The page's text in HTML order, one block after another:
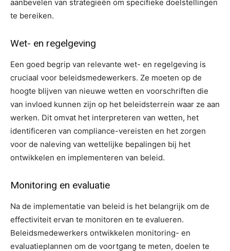
aanbevelen van strategieën om specifieke doelstellingen
te bereiken.
Wet- en regelgeving
Een goed begrip van relevante wet- en regelgeving is
cruciaal voor beleidsmedewerkers. Ze moeten op de
hoogte blijven van nieuwe wetten en voorschriften die
van invloed kunnen zijn op het beleidsterrein waar ze aan
werken. Dit omvat het interpreteren van wetten, het
identificeren van compliance-vereisten en het zorgen
voor de naleving van wettelijke bepalingen bij het
ontwikkelen en implementeren van beleid.
Monitoring en evaluatie
Na de implementatie van beleid is het belangrijk om de
effectiviteit ervan te monitoren en te evalueren.
Beleidsmedewerkers ontwikkelen monitoring- en
evaluatieplannen om de voortgang te meten, doelen te